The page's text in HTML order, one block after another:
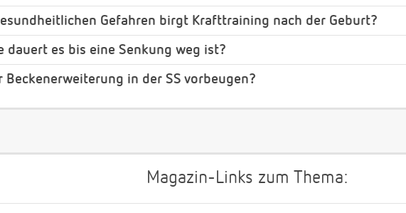
Gefahren birgt Krafttraining nach der Geburt?
dauert es bis eine Senkung weg ist?
Beckenerweiterung in der SS vorbeugen?
Magazin-Links zum Thema: